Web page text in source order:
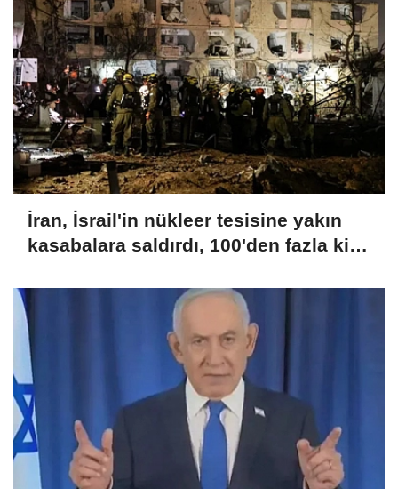
İran, İsrail'in nükleer tesisine yakın
kasabalara saldırdı, 100'den fazla kişi